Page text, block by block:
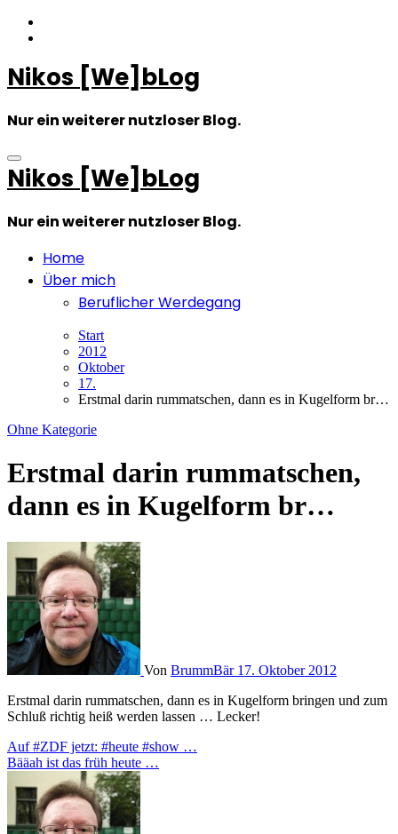
Zum
Inhalt
Nikos [We]bLog
Nur ein weiterer nutzloser Blog.
Nikos [We]bLog
Nur ein weiterer nutzloser Blog.
Home
Über mich
Beruflicher Werdegang
Start
2012
Oktober
17.
Erstmal darin rummatschen, dann es in Kugelform br…
Ohne Kategorie
Erstmal darin rummatschen,
dann es in Kugelform br…
Von BrummBär 17. Oktober 2012
Erstmal darin rummatschen, dann es in Kugelform bringen und zum
Schluß richtig heiß werden lassen … Lecker!
Beitragsnavigation
Auf #ZDF jetzt: #heute #show …
Bääah ist das früh heute …